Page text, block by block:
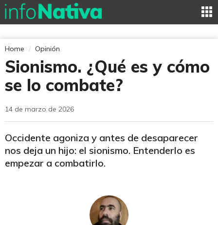
Home Opinión
Sionismo. ¿Qué es y cómo
se lo combate?
14 de marzo de 2026
Occidente agoniza y antes de desaparecer
nos deja un hijo: el sionismo. Entenderlo es
empezar a combatirlo.